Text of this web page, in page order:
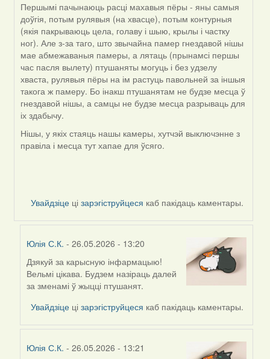
Першымі пачынаюць расці махавыя пёры - яны самыя
доўгія, потым рулявыя (на хвасце), потым контурныя
(якія пакрываюць цела, голаву і шыю, крылы і частку
ног). Але з-за таго, што звычайна памер гнездавой нішы
мае абмежаваныя памеры, а лятаць (прынамсі першы
час пасля вылету) птушаняты могуць і без удзелу
хваста, рулявыя пёры на ім растуць павольней за іншыя
такога ж памеру. Бо інакш птушанятам не будзе месца ў
гнездавой нішы, а самцы не будзе месца разрываць для
іх здабычу.
Нішы, у якіх стаяць нашы камеры, хутчэй выключэнне з
правіла і месца тут хапае для ўсяго.
Увайдзіце цізарэгіструйцеся каб пакідаць каментары.
Юлія С.К. - 26.05.2026 - 13:20
In
reply
to
by
Harrier
Дзякуй за карысную інфармацыю!
Вельмі цікава. Будзем назіраць далей
за зменамі ў жыцці птушанят.
Увайдзіце цізарэгіструйцеся каб пакідаць каментары.
Юлія С.К. - 26.05.2026 - 13:21